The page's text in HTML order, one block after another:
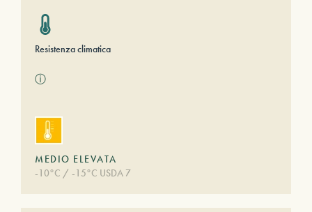
Resistenza climatica
ⓘ
MEDIO ELEVATA
-10°C / -15°C USDA 7